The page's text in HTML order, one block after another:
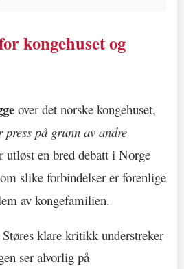
kongehuset og
over det norske kongehuset,
press på grunn av andre
utløst en bred debatt i Norge
slike forbindelser er forenlige
av kongefamilien.
Støres klare kritikk understreker
ser alvorlig på